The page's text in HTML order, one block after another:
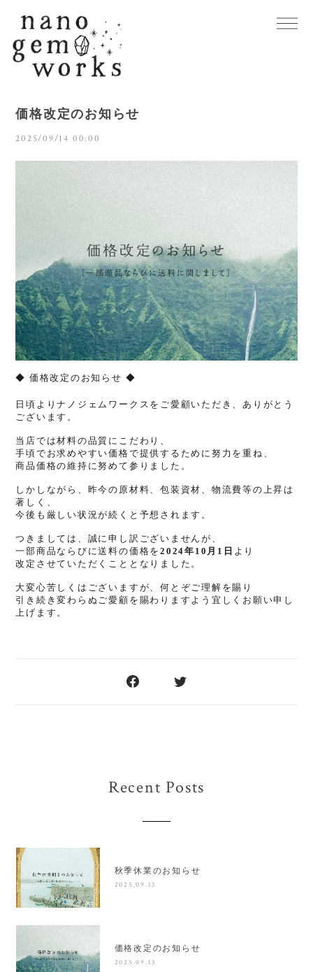
価格改定のお知らせ
2025/09/14 00:00
◆ 価格改定のお知らせ ◆
日頃よりナノジェムワークスをご愛顧いただき、ありがとう
ございます。
当店では材料の品質にこだわり、
手頃でお求めやすい価格で提供するために 努力を重ね、
商品価格の維持に努めて参りました。
しかしながら、昨今の原材料、包装資材、物流費等の上昇は
著しく、
今後も厳しい状況が続くと予想されます。
つきましては、誠に申し訳ございませんが、
一部商品ならびに送料の価格を2024年10月1日 より
改定させていただくこととなりました。
大変心苦しくはございますが、何とぞご理解を賜り
引き続き変わらぬご愛顧を賜わりますよう宜しくお願い申し
上げます。
Recent Posts
秋季休業のお知らせ
2025.09.13
価格改定のお知らせ
2025.09.13